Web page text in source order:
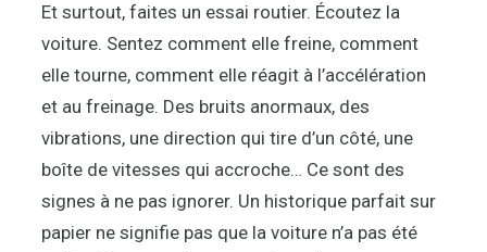
Et surtout, faites un essai routier. Écoutez la
voiture. Sentez comment elle freine, comment
elle tourne, comment elle réagit à l’accélération
et au freinage. Des bruits anormaux, des
vibrations, une direction qui tire d’un côté, une
boîte de vitesses qui accroche… Ce sont des
signes à ne pas ignorer. Un historique parfait sur
papier ne signifie pas que la voiture n’a pas été